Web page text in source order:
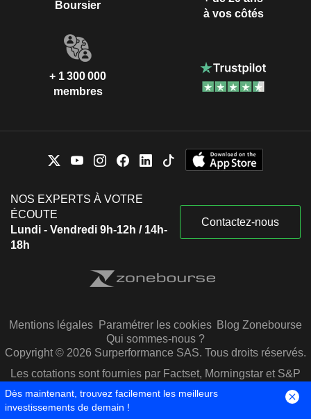
Boursier
à vos côtés
+ 1 300 000
membres
NOS EXPERTS À VOTRE
ÉCOUTE
Lundi - Vendredi 9h-12h / 14h-
18h
Contactez-nous
Mentions légales Paramétrer les cookies Blog Zonebourse
Qui sommes-nous ?
Copyright © 2026 Surperformance SAS. Tous droits réservés.
Les cotations sont fournies par Factset, Morningstar et S&P
Capital IQ
Dès maintenant, trouvez facilement les meilleurs
investissements de demain !